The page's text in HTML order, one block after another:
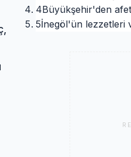
4Büyükşehir'den
5İnegöl'ün lezzetleri